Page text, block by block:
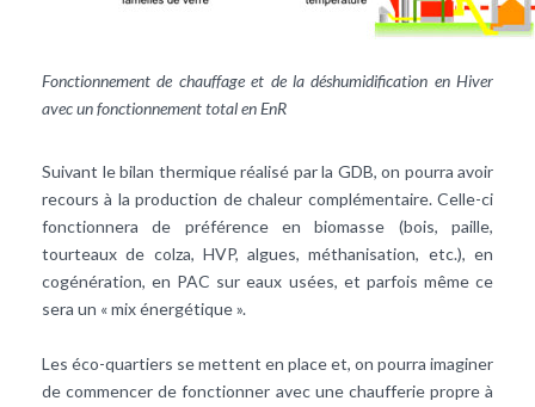
Fonctionnement de chauffage et de la déshumidification en Hiver
avec un fonctionnement total en EnR
Suivant le bilan thermique réalisé par la GDB, on pourra avoir
recours à la production de chaleur complémentaire. Celle-ci
fonctionnera de préférence en biomasse (bois, paille,
tourteaux de colza, HVP, algues, méthanisation, etc.), en
cogénération, en PAC sur eaux usées, et parfois même ce
sera un « mix énergétique ».
Les éco-quartiers se mettent en place et, on pourra imaginer
de commencer de fonctionner avec une chaufferie propre à